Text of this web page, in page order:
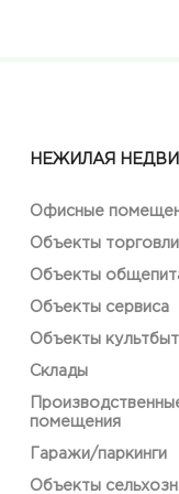
НЕЖИЛАЯ
Офисные
Объекты торговли
Объекты
Объекты сервиса
Объекты
Склады
помещения
Гаражи/паркинги
Объекты